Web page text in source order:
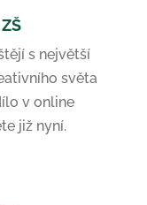
s největší
světa
v online
již nyní.